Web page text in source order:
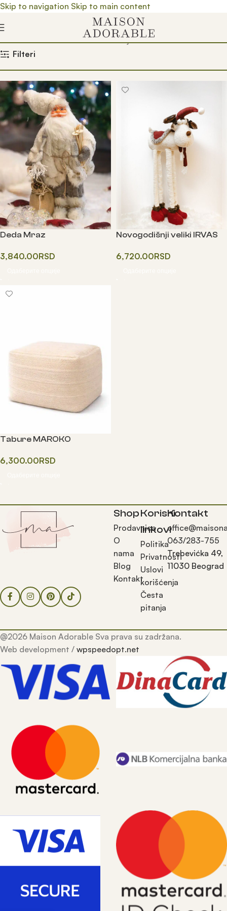
Skip to navigation Skip to main content
Почетна/ Prodavnica/ Product Boja/ Beli
Filteri
Deda Mraz
3,840.00RSD
Novogodišnji veliki IRVAS
6,720.00RSD
Tabure MAROKO
6,300.00RSD
Shop
Prodavnica
O
nama
Blog
Kontakt
Korisni
linkovi
Politika
Privatnosti
Uslovi
korišćenja
Česta
pitanja
Kontakt
063/283-755
Trebevićka 49,
11030 Beograd
@2026 Maison Adorable Sva prava su zadržana.
Web development / wpspeedopt.net